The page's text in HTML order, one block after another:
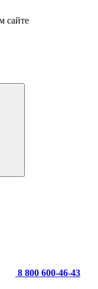
сайте
8 800 600-46-43